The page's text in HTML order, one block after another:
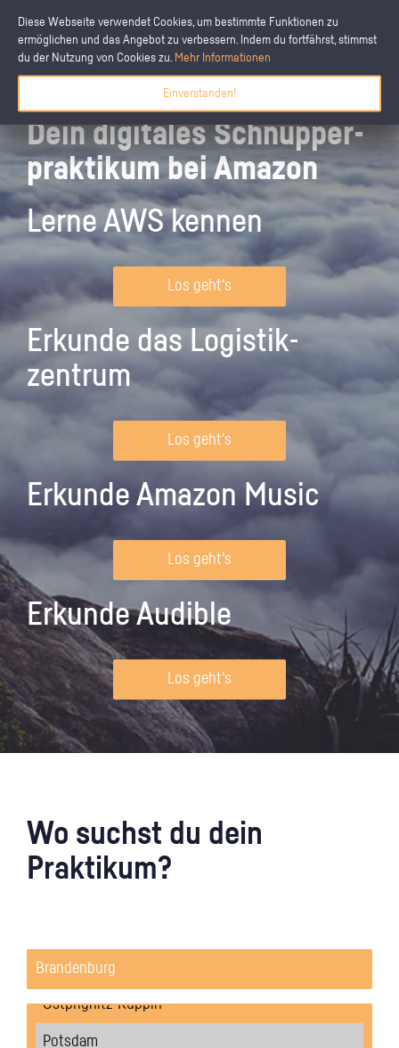
Diese Webseite verwendet Cookies, um bestimmte Funktionen zu
ermöglichen und das Angebot zu verbessern. Indem du fortfährst, stimmst
du der Nutzung von Cookies zu. Mehr Informationen
Einverstanden!
Dein digitales Schnupper­
praktikum bei Amazon
Lerne AWS kennen
Los geht's
Erkunde das Logistik­
zentrum
Los geht's
Erkunde Amazon Music
Los geht's
Erkunde Audible
Los geht's
Wo suchst du dein
Praktikum?